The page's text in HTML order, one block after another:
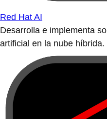
Red Hat AI
Desarrolla e implementa
artificial en la nube híbrida.